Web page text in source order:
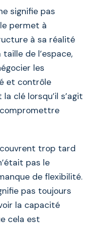
signifie pas
permet à
à sa réalité
de l’espace,
les
et contrôle
clé lorsqu’il s’agit
trop tard
pas le
de flexibilité.
pas toujours
la capacité
cela est